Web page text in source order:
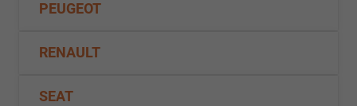
PEUGEOT
RENAULT
SEAT